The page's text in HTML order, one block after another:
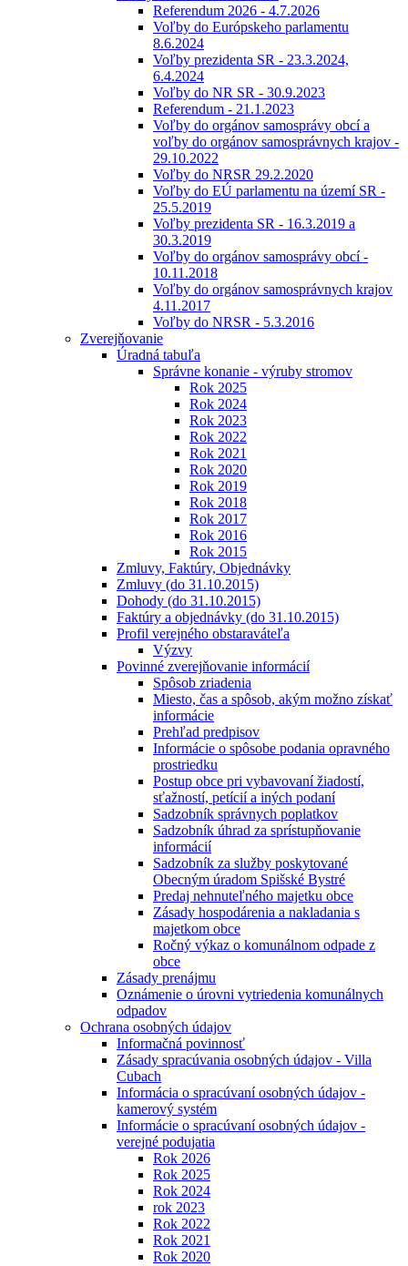
Referendum 2026 - 4.7.2026
Voľby do Európskeho parlamentu
8.6.2024
Voľby prezidenta SR - 23.3.2024,
6.4.2024
Voľby do NR SR - 30.9.2023
Referendum - 21.1.2023
Voľby do orgánov samosprávy obcí a
voľby do orgánov samosprávnych krajov -
29.10.2022
Voľby do NRSR 29.2.2020
Voľby do EÚ parlamentu na území SR -
25.5.2019
Voľby prezidenta SR - 16.3.2019 a
30.3.2019
Voľby do orgánov samosprávy obcí -
10.11.2018
Voľby do orgánov samosprávnych krajov
4.11.2017
Voľby do NRSR - 5.3.2016
Zverejňovanie
Úradná tabuľa
Správne konanie - výruby stromov
Rok 2025
Rok 2024
Rok 2023
Rok 2022
Rok 2021
Rok 2020
Rok 2019
Rok 2018
Rok 2017
Rok 2016
Rok 2015
Zmluvy, Faktúry, Objednávky
Zmluvy (do 31.10.2015)
Dohody (do 31.10.2015)
Faktúry a objednávky (do 31.10.2015)
Profil verejného obstaraváteľa
Výzvy
Povinné zverejňovanie informácií
Spôsob zriadenia
Miesto, čas a spôsob, akým možno získať
informácie
Prehľad predpisov
Informácie o spôsobe podania opravného
prostriedku
Postup obce pri vybavovaní žiadostí,
sťažností, petícií a iných podaní
Sadzobník správnych poplatkov
Sadzobník úhrad za sprístupňovanie
informácií
Sadzobník za služby poskytované
Obecným úradom Spišské Bystré
Predaj nehnuteľného majetku obce
Zásady hospodárenia a nakladania s
majetkom obce
Ročný výkaz o komunálnom odpade z
obce
Zásady prenájmu
Oznámenie o úrovni vytriedenia komunálnych
odpadov
Ochrana osobných údajov
Informačná povinnosť
Zásady spracúvania osobných údajov - Villa
Cubach
Informácia o spracúvaní osobných údajov -
kamerový systém
Informácie o spracúvaní osobných údajov -
verejné podujatia
Rok 2026
Rok 2025
Rok 2024
rok 2023
Rok 2022
Rok 2021
Rok 2020